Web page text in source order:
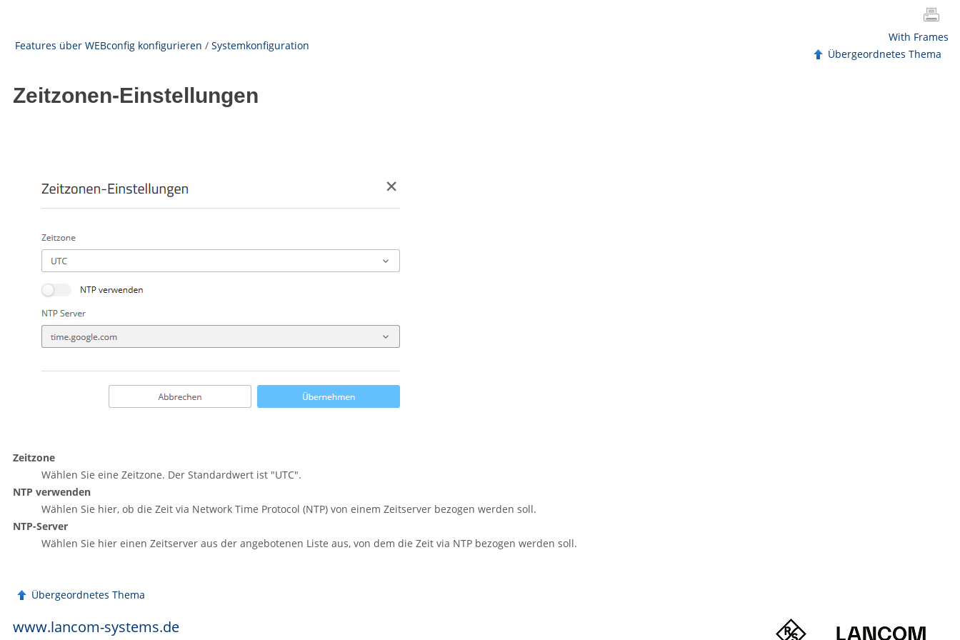
Features über WEBconfig konfigurieren / Systemkonfiguration
With Frames
Übergeordnetes Thema
Zeitzonen-Einstellungen
Zeitzone
Wählen Sie eine Zeitzone. Der Standardwert ist "UTC".
NTP verwenden
Wählen Sie hier, ob die Zeit via Network Time Protocol (NTP) von einem Zeitserver bezogen werden soll.
NTP-Server
Wählen Sie hier einen Zeitserver aus der angebotenen Liste aus, von dem die Zeit via NTP bezogen werden soll.
Übergeordnetes Thema
www.lancom-systems.de